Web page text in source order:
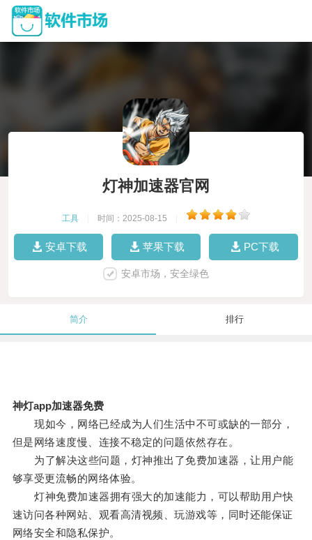
灯神加速器官网
工具 时间：2025-08-15
安卓下载 苹果下载 PC下载
安卓市场，安全绿色
简介 排行
神灯app加速器免费
现如今，网络已经成为人们生活中不可或缺的一部分，
但是网络速度慢、连接不稳定的问题依然存在。
为了解决这些问题，灯神推出了免费加速器，让用户能
够享受更流畅的网络体验。
灯神免费加速器拥有强大的加速能力，可以帮助用户快
速访问各种网站、观看高清视频、玩游戏等，同时还能保证
网络安全和隐私保护。